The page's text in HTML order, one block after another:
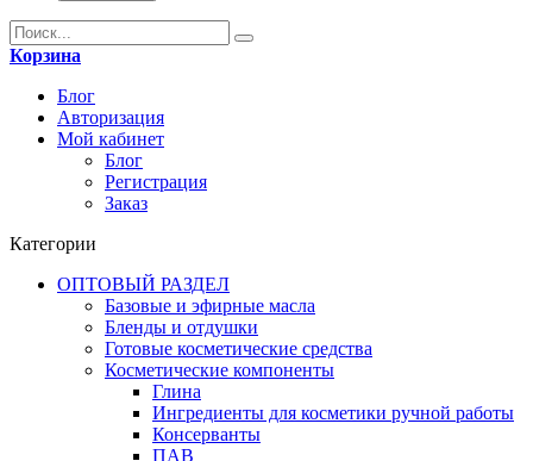
Корзина
Блог
Авторизация
Мой кабинет
Блог
Регистрация
Заказ
Категории
ОПТОВЫЙ РАЗДЕЛ
Базовые и эфирные масла
Бленды и отдушки
Готовые косметические средства
Косметические компоненты
Глина
Ингредиенты для косметики ручной работы
Консерванты
ПАВ